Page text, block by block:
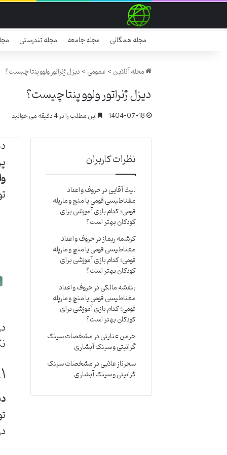
مجله همگانی مجله جامعه مجله تندرستی
مجله آنلاین>عمومی>دیزل ژنراتور ولوو پنتا چیست؟
دیزل ژنراتور ولوو پنتا چیست؟
1404-07-18 این مطلب را در 4 دقیقه می خوانید
۱. معرفی دیزل ژنراتور ولوو پنتا
نظرات کاربران
لیث آقاییدرحروف و اعداد
مغناطیسی فومی یا منچ و مارپله
فومی؛ کدام بازی آموزشی برای
کودکان بهتر است؟
کرشمه ریمازدرحروف و اعداد
مغناطیسی فومی یا منچ و مارپله
فومی؛ کدام بازی آموزشی برای
کودکان بهتر است؟
بنفشه مالکیدرحروف و اعداد
مغناطیسی فومی یا منچ و مارپله
فومی؛ کدام بازی آموزشی برای
کودکان بهتر است؟
خرمن عنایتیدرمشخصات سینک
گرانیتی و سینک آبشاری
سحرناز علاییدرمشخصات سینک
گرانیتی و سینک آبشاری